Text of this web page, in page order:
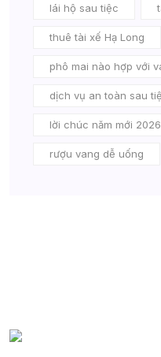
lái hộ sau tiệc
thuê tài xế Hạ Long
phô mai nào hợp với
dịch vụ an toàn sau
lời chúc năm mới 2026
rượu vang dễ uống